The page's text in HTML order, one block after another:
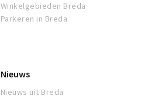
Winkelgebieden Breda
Parkeren in Breda
Nieuws
Nieuws uit Breda